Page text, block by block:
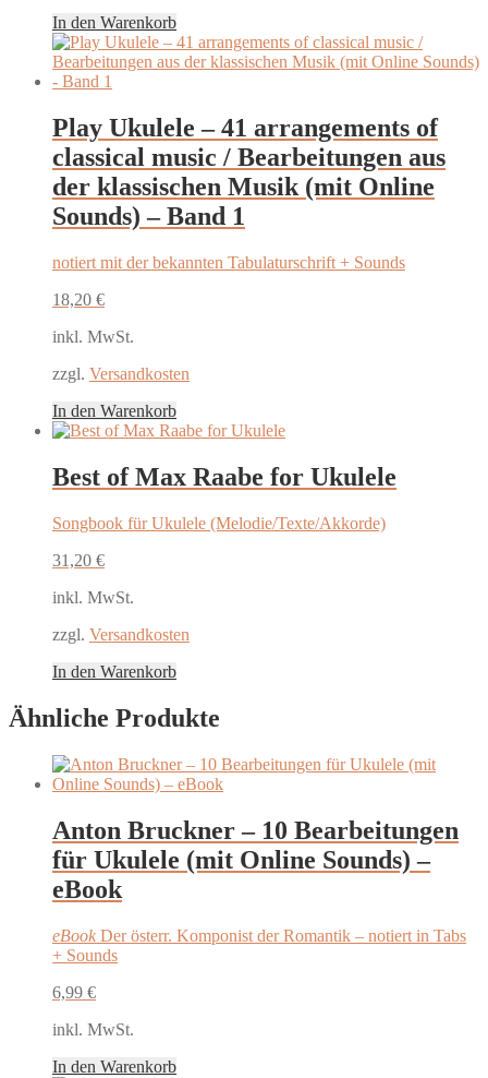
In den Warenkorb
Play Ukulele – 41 arrangements of
classical music / Bearbeitungen aus
der klassischen Musik (mit Online
Sounds) – Band 1
notiert mit der bekannten Tabulaturschrift + Sounds
18,20 €
inkl. MwSt.
zzgl. Versandkosten
In den Warenkorb
Best of Max Raabe for Ukulele
Songbook für Ukulele (Melodie/Texte/Akkorde)
31,20 €
inkl. MwSt.
zzgl. Versandkosten
In den Warenkorb
Ähnliche Produkte
Anton Bruckner – 10 Bearbeitungen
für Ukulele (mit Online Sounds) –
eBook
eBook Der österr. Komponist der Romantik – notiert in Tabs
+ Sounds
6,99 €
inkl. MwSt.
In den Warenkorb